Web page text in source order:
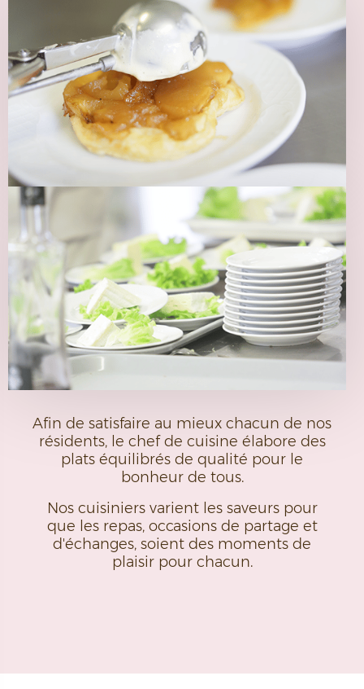
Afin de satisfaire au mieux chacun de nos
résidents, le chef de cuisine élabore des
plats équilibrés de qualité pour le
bonheur de tous.
Nos cuisiniers varient les saveurs pour
que les repas, occasions de partage et
d'échanges, soient des moments de
plaisir pour chacun.